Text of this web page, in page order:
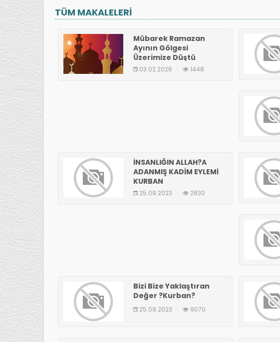
TÜM MAKALELERİ
Mübarek Ramazan
Ayının Gölgesi
Üzerimize Düştü
03.02.2026 1448
İNSANLIĞIN ALLAH?A
ADANMIŞ KADİM EYLEMİ
KURBAN
25.09.2023 2830
Bizi Bize Yaklaştıran
Değer ?Kurban?
25.09.2023 9070